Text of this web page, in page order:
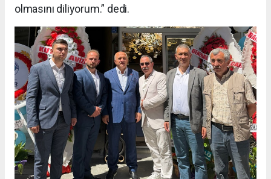
olmasını diliyorum.” dedi.